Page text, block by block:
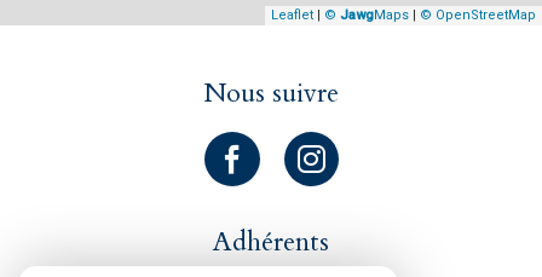
Leaflet © JawgMaps © OpenStreetMap
Nous suivre
Adhérents